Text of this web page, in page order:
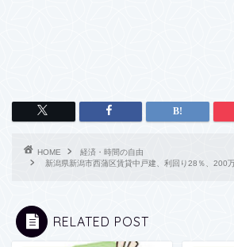
HOME
経済・時間の自由
新潟県新潟市西蒲区賃貸中戸建、利回り28％、200
RELATED POST